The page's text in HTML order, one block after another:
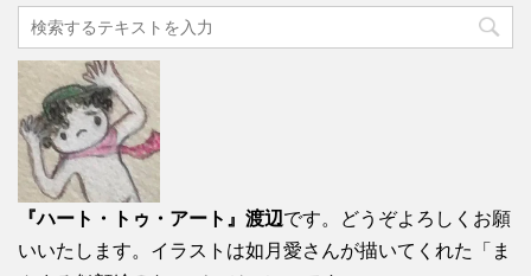
『ハート・トゥ・アート』渡辺です。どうぞよろしくお願
いいたします。イラストは如月愛さんが描いてくれた「ま